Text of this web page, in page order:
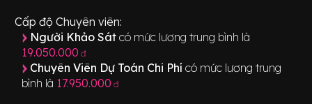
Cấp độ Chuyên viên:
Người Khảo Sátcó mức lương trung bình là
19.050.000 đ
Chuyên Viên Dự Toán Chi Phícó mức lương trung
bình là 17.950.000 đ